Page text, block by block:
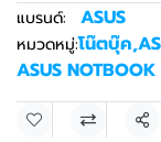
แบรนด์:
ASUS
หมวดหมู่:โน๊ตบุ๊ค,
ASUS NOTBOOK
แชร์